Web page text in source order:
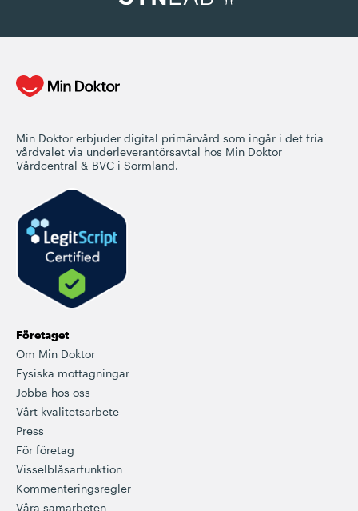
Min Doktor erbjuder digital primärvård som ingår i det fria
vårdvalet via underleverantörsavtal hos Min Doktor
Vårdcentral & BVC i Sörmland.
Företaget
Om Min Doktor
Fysiska mottagningar
Jobba hos oss
Vårt kvalitetsarbete
Press
För företag
Visselblåsarfunktion
Kommenteringsregler
Våra samarbeten